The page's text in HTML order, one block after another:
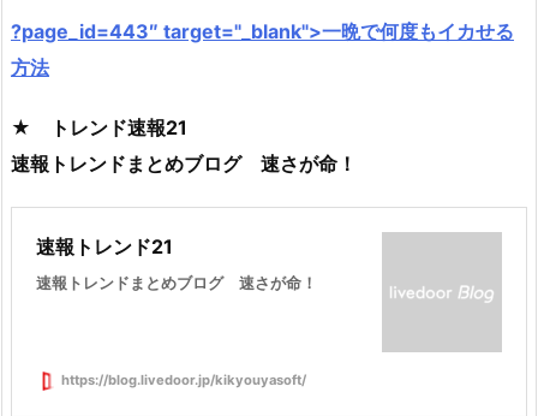
?page_id=443″ target="_blank">一晩で何度もイカせる
方法
★ トレンド速報21
速報トレンドまとめブログ 速さが命！
速報トレンド21
速報トレンドまとめブログ 速さが命！
https://blog.livedoor.jp/kikyouyasoft/